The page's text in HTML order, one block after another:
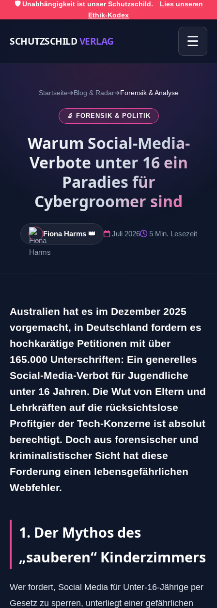
🛡️ Unabhängigkeit ist unser Schutzschild.
Lies unseren
Ethik-Kodex
SCHUTZSCHILDVERLAG ☰
Startseite➔Blog & Radar➔Forensik & Analyse
🔬 FORENSIK & POLITIK
Warum Social-Media-
Verbote unter 16 ein
Paradies für
Cybergroomer sind
Fiona Harms 👑 Juli 2026 5 Min. Lesezeit
Australien hat es im Dezember 2025
vorgemacht, in Deutschland fordern es
hochkarätige Petitionen mit über
165.000 Unterschriften: Ein generelles
Social-Media-Verbot für Jugendliche
unter 16 Jahren. Die Wut von Eltern und
Lehrkräften auf die rücksichtslose
Profitgier der Tech-Konzerne ist absolut
berechtigt. Doch aus forensischer und
kriminalistischer Sicht hat diese
Forderung einen lebensgefährlichen
Webfehler.
1. Der Mythos des
„sauberen“ Kinderzimmers
Wer fordert, Social Media für Unter-16-Jährige per
Gesetz zu sperren, unterliegt einer gefährlichen